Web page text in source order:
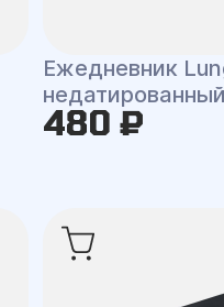
Ежедневник
480 ₽